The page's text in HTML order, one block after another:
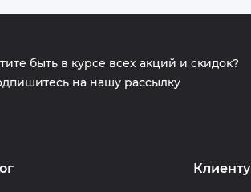
быть в курсе всех акций и скидок?
на нашу рассылку
Клиенту